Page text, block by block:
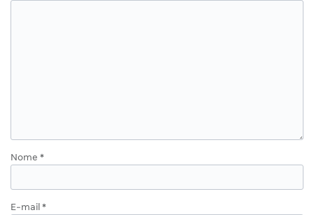
Nome *
E-mail *